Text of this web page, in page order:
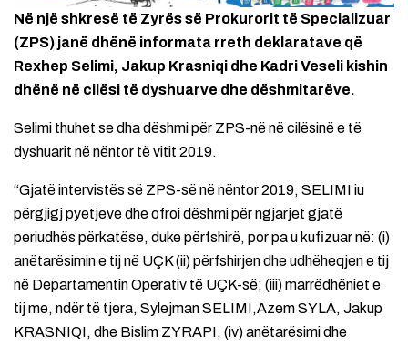
Në një shkresë të Zyrës së Prokurorit të Specializuar
(ZPS) janë dhënë informata rreth deklaratave që
Rexhep Selimi, Jakup Krasniqi dhe Kadri Veseli kishin
dhënë në cilësi të dyshuarve dhe dëshmitarëve.
Selimi thuhet se dha dëshmi për ZPS-në në cilësinë e të
dyshuarit në nëntor të vitit 2019.
“Gjatë intervistës së ZPS-së në nëntor 2019, SELIMI iu
përgjigj pyetjeve dhe ofroi dëshmi për ngjarjet gjatë
periudhës përkatëse, duke përfshirë, por pa u kufizuar në: (i)
anëtarësimin e tij në UÇK (ii) përfshirjen dhe udhëheqjen e tij
në Departamentin Operativ të UÇK-së; (iii) marrëdhëniet e
tij me, ndër të tjera, Sylejman SELIMI,Azem SYLA, Jakup
KRASNIQI, dhe Bislim ZYRAPI, (iv) anëtarësimi dhe